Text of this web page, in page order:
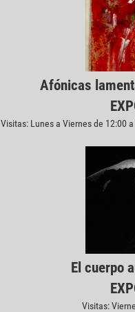
Afónicas
Visitas: Lunes a Viernes de 12:00
El cuerpo
Visitas: